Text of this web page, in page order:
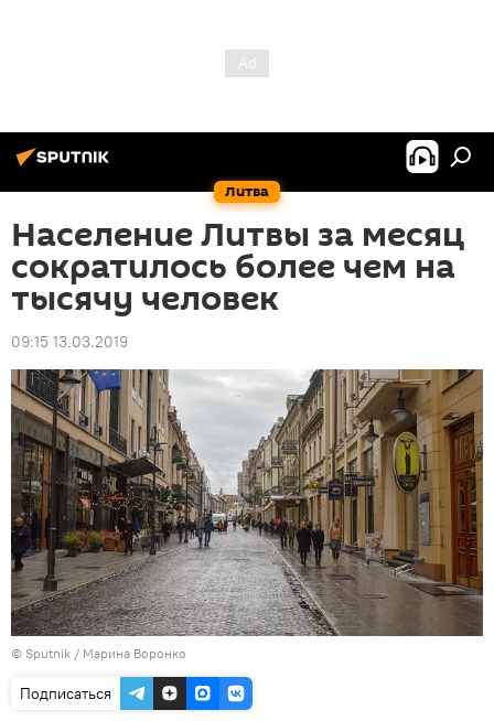
Литва
Население Литвы за месяц
сократилось более чем на
тысячу человек
09:15 13.03.2019
© Sputnik / Марина Воронко
Подписаться